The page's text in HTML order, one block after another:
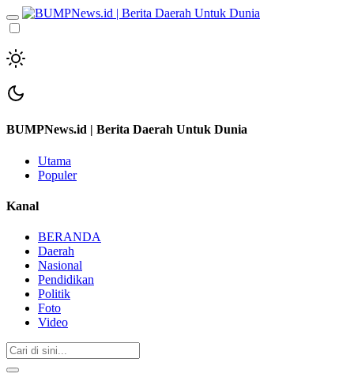
BUMPNews.id | Berita Daerah Untuk Dunia
Utama
Populer
Kanal
BERANDA
Daerah
Nasional
Pendidikan
Politik
Foto
Video